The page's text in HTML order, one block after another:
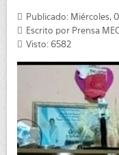
Publicado: Miércoles,
Escrito por Prensa
Visto: 6582